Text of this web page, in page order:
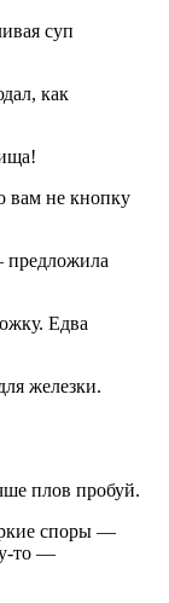
суп
как
не кнопку
Едва
железки.
плов пробуй.
споры —
то —